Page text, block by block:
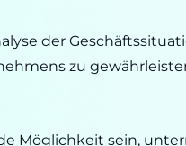
der
zu
Möglichkeit sein,